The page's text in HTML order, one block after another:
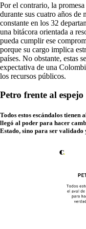
Por el contrario, la
durante sus cuatro años de
constante en los 32
una bitácora orientada a
pueda cumplir ese
porque su cargo implica
países. No obstante, estas
expectativa de una
los recursos públicos.
Petro frente al espejo
Todos estos escándalos tienen
llegó al poder para hacer
Estado, sino para ser validado